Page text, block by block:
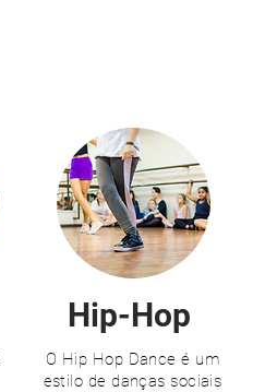
Hip-Hop
O Hip Hop Dance é um
estilo de danças sociais